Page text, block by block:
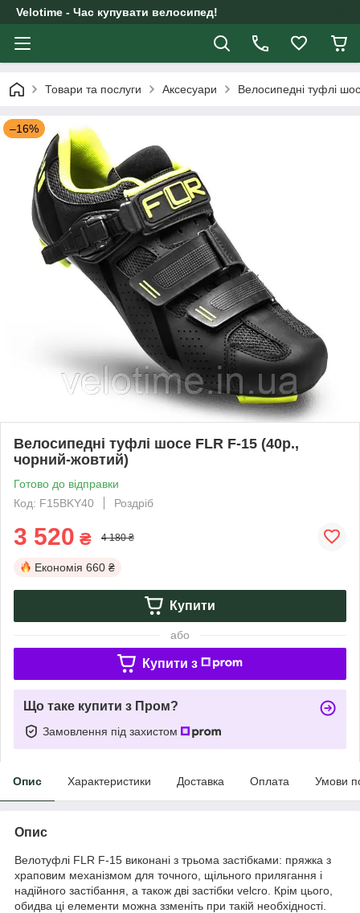
Velotime - Час купувати велосипед!
Товари та послуги Аксесуари Велосипедні туфлі
–16%
Велосипедні туфлі шосе FLR F-15 (40р.,
чорний-жовтий)
Готово до відправки
Код: F15BKY40
Роздріб
3 520 ₴ 4 180 ₴
Економія 660 ₴
Купити
або
Купити з
Що таке купити з Пром?
Замовлення під захистом
Опис Характеристики Доставка Оплата Умови
Опис
Велотуфлі FLR F-15 виконані з трьома застібками: пряжка з
храповим механізмом для точного, щільного прилягання і
надійного застібання, а також дві застібки velcro. Крім цього,
обидва ці елементи можна ззменіть при такій необхідності.